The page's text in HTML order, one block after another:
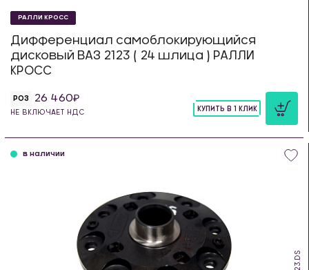
РАЛЛИ КРОСС
Дифференциал самоблокирующийся
дисковый ВАЗ 2123 ( 24 шлица ) РАЛЛИ
КРОСС
РОЗ 26 460
НЕ ВКЛЮЧАЕТ НДС
КУПИТЬ В 1 КЛИК
в наличии